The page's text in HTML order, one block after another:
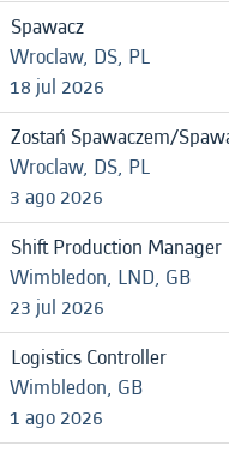
Spawacz
Wroclaw, DS, PL
18 jul 2026
Zostań Spawaczem/
Wroclaw, DS, PL
3 ago 2026
Shift Production Manager
Wimbledon, LND, GB
23 jul 2026
Logistics Controller
Wimbledon, GB
1 ago 2026